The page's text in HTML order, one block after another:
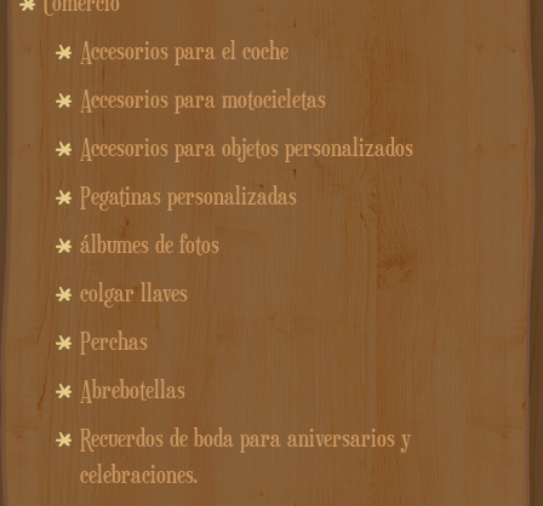
Accesorios para el coche
Accesorios para motocicletas
Accesorios para objetos personalizados
Pegatinas personalizadas
álbumes de fotos
colgar llaves
Perchas
Abrebotellas
Recuerdos de boda para aniversarios y
celebraciones.